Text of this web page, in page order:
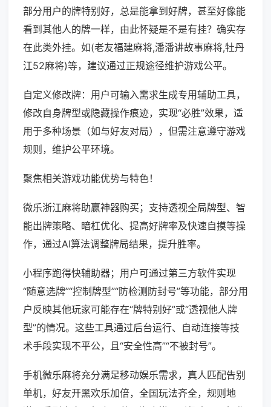
部分用户的牌特别好，总是能拿到好牌，甚至好像能
看到其他人的牌一样，由此怀疑是不是有挂？确实存
在此类外挂。如(老友福建麻将,潘潘讲故事麻将,牡丹
江52麻将)等，建议通过正规途径维护游戏公平。
自定义修改牌：用户可输入需求生成专用辅助工具，
修改自身牌型或隐藏操作痕迹，实现“必胜”效果，适
用于多种场景（如与好友对局），但需注意遵守游戏
规则，维护公平环境。
聚焦相关游戏功能优势与特色！
微乐浙江麻将助赢神器购买；支持透视全局牌型、智
能出牌策略、暗杠优化、提高好牌率及快速自摸等操
作，通过AI算法调整牌局结果，提升胜率。
小程序跑得快辅助器；用户可通过第三方软件实现
“随意选牌”“控制牌型”“防检测防封号”等功能，部分用
户反映其他玩家可能存在“牌特别好”或“透视他人牌
型”的情况。这些工具通过后台运行、自动连接等技
术手段实现不平公，且“安全性高”“不被封号”。
手机微乐麻将充分满足移动娱乐需求，真人匹配告别
单机，好友开黑欢乐加倍，全国玩法齐全，规则地